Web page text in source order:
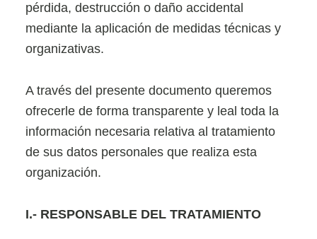
pérdida, destrucción o daño accidental
mediante la aplicación de medidas técnicas y
organizativas.
A través del presente documento queremos
ofrecerle de forma transparente y leal toda la
información necesaria relativa al tratamiento
de sus datos personales que realiza esta
organización.
I.- RESPONSABLE DEL TRATAMIENTO